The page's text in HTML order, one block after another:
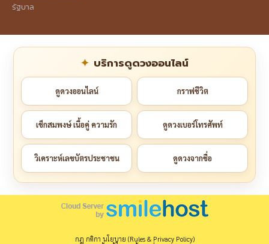
รัฐบาล
บริการดูดวงออนไลน์
ดูดวงออนไลน์ กราฟชีวิต
เช็กสมพงษ์ เนื้อคู่ ความรัก ดูดวงเบอร์โทรศัพท์
วิเคราะห์เลขบัตรประชาชน ดูดวงจากชื่อ
กฎ กติกา นโยบาย (Rules & Privacy Policy)